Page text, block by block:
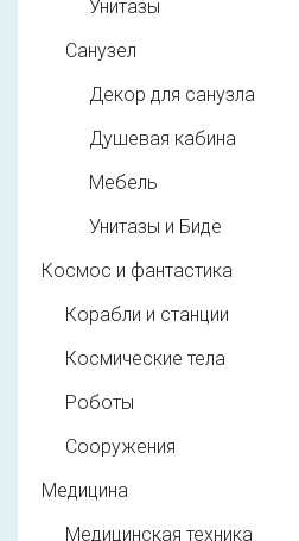
Унитазы
Санузел
Декор для санузла
Душевая кабина
Мебель
Унитазы и Биде
Космос и фантастика
Корабли и станции
Космические тела
Роботы
Сооружения
Медицина
Медицинская техника